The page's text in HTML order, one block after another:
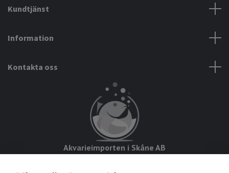
Kundtjänst
Information
Kontakta oss
Akvarieimporten i Skåne AB